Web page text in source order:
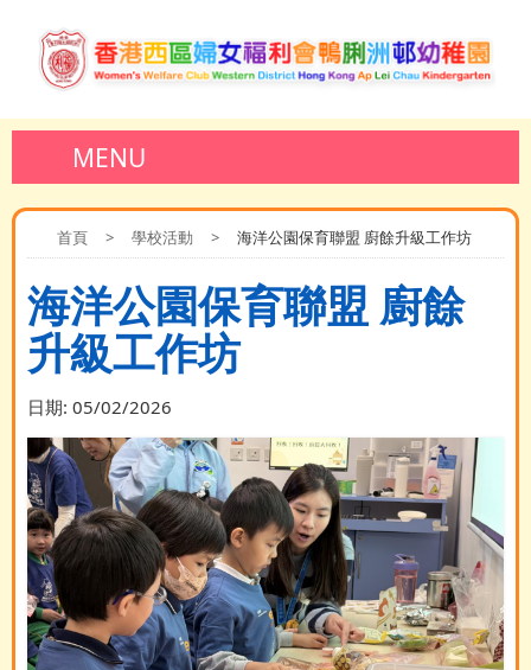
MENU
首頁 > 學校活動 > 海洋公園保育聯盟 廚餘升級工作坊
海洋公園保育聯盟 廚餘
升級工作坊
日期: 05/02/2026